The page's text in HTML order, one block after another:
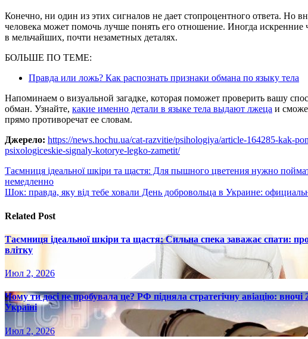
Конечно, ни один из этих сигналов не дает стопроцентного ответа. Но
человека может помочь лучше понять его отношение. Иногда искренние
в мельчайших, почти незаметных деталях.
БОЛЬШЕ ПО ТЕМЕ:
Правда или ложь? Как распознать признаки обмана по языку тела
Напоминаем о визуальной загадке, которая поможет проверить вашу
обман. Узнайте, какие именно детали в языке тела выдают лжеца и
прямо противоречат ее словам.
Джерело: https://news.hochu.ua/cat-razvitie/psihologiya/article-164285-kak-
psixologiceskie-signaly-kotorye-legko-zametit/
Навигация
по
Таємниця ідеальної шкіри та щастя: Для пышного цветения нужно
немедленно
Шок: правда, яку від тебе ховали День добровольца в Украине:
Related Post
Таємниця ідеальної шкіри та щастя: Сильна спека заважає спати:
влітку
Июл 2, 2026
Чому ти досі не пробувала це? РФ підняла стратегічну авіацію: вночі
Україні
Июл 2, 2026